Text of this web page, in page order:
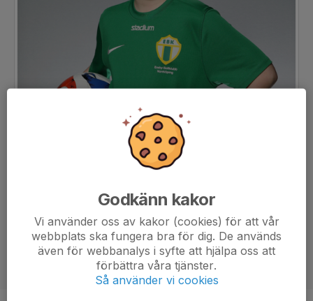
Godkänn kakor
Vi använder oss av kakor (cookies) för att vår
webbplats ska fungera bra för dig. De används
även för webbanalys i syfte att hjälpa oss att
förbättra våra tjänster.
Så använder vi cookies